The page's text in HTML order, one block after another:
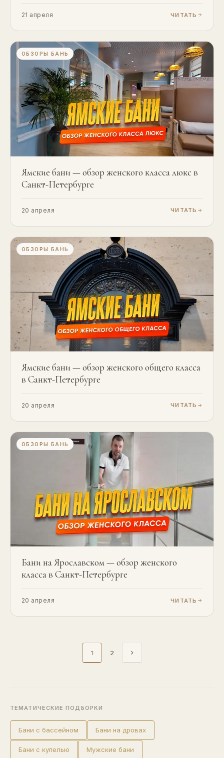
21 апреля ЧИТАТЬ
ОБЗОРЫ БАНЬ
Ямские бани — обзор женского класса люкс в
Санкт-Петербурге
20 апреля ЧИТАТЬ
ОБЗОРЫ БАНЬ
Ямские бани — обзор женского общего класса
в Санкт-Петербурге
20 апреля ЧИТАТЬ
ОБЗОРЫ БАНЬ
Бани на Ярославском — обзор женского
класса в Санкт-Петербурге
20 апреля ЧИТАТЬ
1 2
ТЕМАТИЧЕСКИЕ ПОДБОРКИ
Бани с бассейном Бани на дровах
Бани с купелью Мужские бани